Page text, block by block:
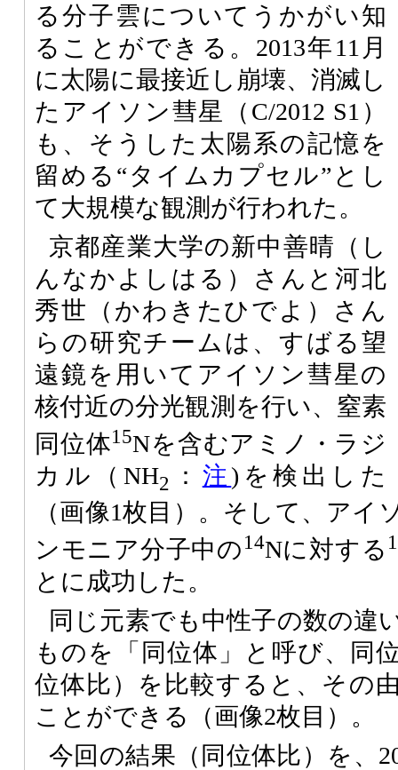
る分子雲についてうかがい知
ることができる。2013年11月
に太陽に最接近し崩壊、消滅し
たアイソン彗星（C/2012 S1）
も、そうした太陽系の記憶を
留める“タイムカプセル”とし
て大規模な観測が行われた。
京都産業大学の新中善晴（し
んなかよしはる）さんと河北
秀世（かわきたひでよ）さん
らの研究チームは、すばる望
遠鏡を用いてアイソン彗星の
核付近の分光観測を行い、窒素
同位体15Nを含むアミノ・ラジ
カル（NH2 ： 注 )を検出した
（画像1枚目）。そして、アイ
ンモニア分子中の14Nに対する
とに成功した。
同じ元素でも中性子の数の違
ものを「同位体」と呼び、同
位体比）を比較すると、その
ことができる（画像2枚目）。
今回の結果（同位体比）を、